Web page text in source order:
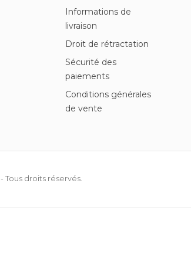
Informations de
livraison
Droit de rétractation
Sécurité des
paiements
Conditions générales
de vente
- Tous droits réservés.